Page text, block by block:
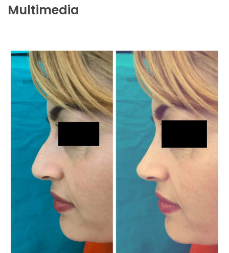
Paziente
Dottore molto cordiale e ascolta le
problematiche, mi sono trovato bene, ci
sono stato già più di una volta, lo
consiglio
Paziente
Multimedia